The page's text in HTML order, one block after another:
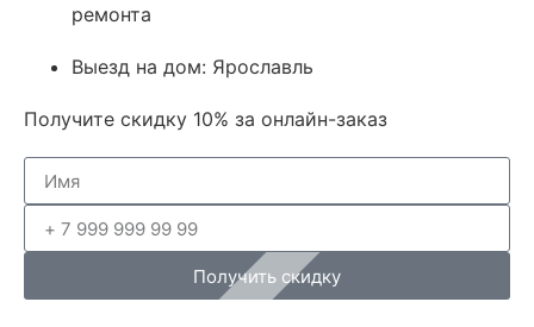
ремонта
Выезд на дом: Ярославль
Получите скидку 10% за онлайн-заказ
Получить скидку